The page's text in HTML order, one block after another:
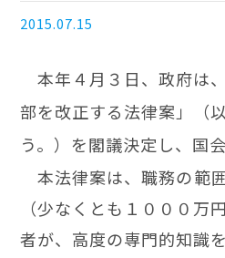
2015.07.15
本年４月３日、政府は
部を改正する法律案」（
う。）を閣議決定し、国
本法律案は、職務の範
（少なくとも１０００万
者が、高度の専門的知識